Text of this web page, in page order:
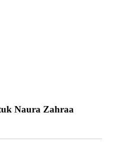
Naura Zahraa